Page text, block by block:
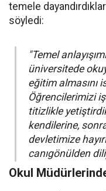
temele
söyledi:
"Temel
üniversitede
eğitim almasını
Öğrencilerimizi
titizlikle
kendilerine,
devletimize
canıgönülden
Okul